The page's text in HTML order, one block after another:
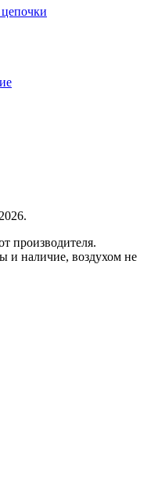
производителя.
и наличие, воздухом не